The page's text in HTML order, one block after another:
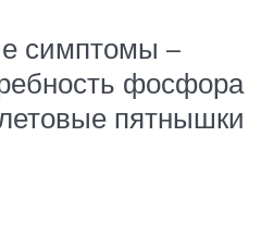
симптомы –
фосфора
пятнышки